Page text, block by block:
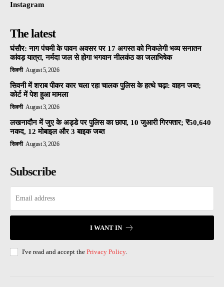
Instagram
The latest
घंसौर: नाग पंचमी के पावन अवसर पर 17 अगस्त को निकलेगी भव्य सनातन
कांवड़ यात्रा, नर्मदा जल से होगा भगवान नीलकंठ का जलाभिषेक
सिवनी August 5, 2026
सिवनी में शराब पीकर कार चला रहा चालक पुलिस के हत्थे चढ़ा: वाहन जब्त;
कोर्ट में पेश हुआ मामला
सिवनी August 3, 2026
लखनादौन में जुए के अड्डे पर पुलिस का छापा, 10 जुआरी गिरफ्तार; ₹50,640
नकद, 12 मोबाइल और 3 बाइक जब्त
सिवनी August 3, 2026
Subscribe
I WANT IN
I've read and accept the Privacy Policy.